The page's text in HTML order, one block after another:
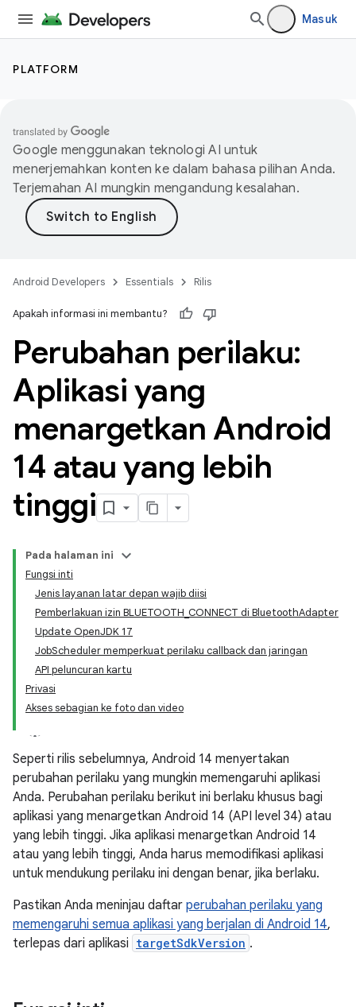
Masuk
PLATFORM
Google menggunakan teknologi AI untuk
menerjemahkan konten ke dalam bahasa pilihan Anda.
Terjemahan AI mungkin mengandung kesalahan.
Android Developers Essentials Rilis
Apakah informasi ini membantu?
Perubahan perilaku:
Aplikasi yang
menargetkan Android
14 atau yang lebih
tinggi
Pada halaman ini
Fungsi inti
Jenis layanan latar depan wajib diisi
Pemberlakuan izin BLUETOOTH_CONNECT di BluetoothAdapter
Update OpenJDK 17
JobScheduler memperkuat perilaku callback dan jaringan
API peluncuran kartu
Privasi
Akses sebagian ke foto dan video
Seperti rilis sebelumnya, Android 14 menyertakan
perubahan perilaku yang mungkin memengaruhi aplikasi
Anda. Perubahan perilaku berikut ini berlaku khusus bagi
aplikasi yang menargetkan Android 14 (API level 34) atau
yang lebih tinggi. Jika aplikasi menargetkan Android 14
atau yang lebih tinggi, Anda harus memodifikasi aplikasi
untuk mendukung perilaku ini dengan benar, jika berlaku.
Pastikan Anda meninjau daftar perubahan perilaku yang
memengaruhi semua aplikasi yang berjalan di Android 14,
terlepas dari aplikasi targetSdkVersion .